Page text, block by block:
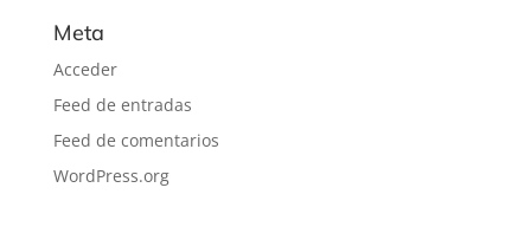
Meta
Acceder
Feed de entradas
Feed de comentarios
WordPress.org